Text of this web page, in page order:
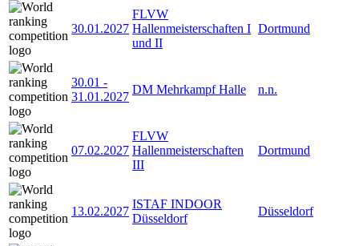
30.01.2027
FLVW
Hallenmeisterschaften I
und II
Dortmund
30.01 -
31.01.2027
DM Mehrkampf Halle n.n.
07.02.2027
FLVW
Hallenmeisterschaften
III
Dortmund
13.02.2027
ISTAF INDOOR
Düsseldorf
Düsseldorf